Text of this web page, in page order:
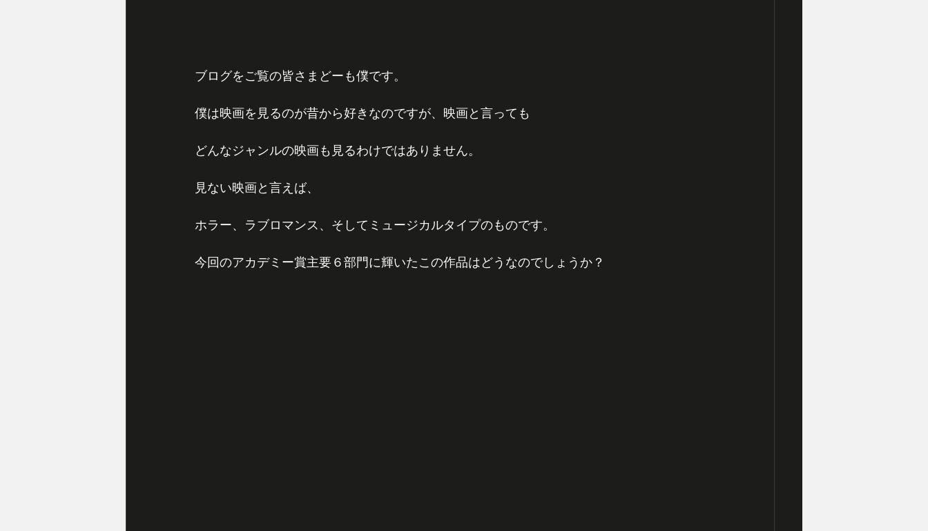
ブログをご覧の皆さまどーも僕です。
僕は映画を見るのが昔から好きなのですが、映画と言っても
どんなジャンルの映画も見るわけではありません。
見ない映画と言えば、
ホラー、ラブロマンス、そしてミュージカルタイプのものです。
今回のアカデミー賞主要６部門に輝いたこの作品はどうなのでしょうか？